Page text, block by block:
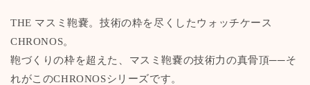
THE マスミ鞄嚢。技術の粋を尽くしたウォッチケース
CHRONOS。
鞄づくりの枠を超えた、マスミ鞄嚢の技術力の真骨頂──そ
れがこのCHRONOSシリーズです。